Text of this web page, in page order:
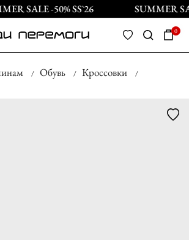
SALE -50% SS`26 SUMMER
0
Обувь
Кроссовки